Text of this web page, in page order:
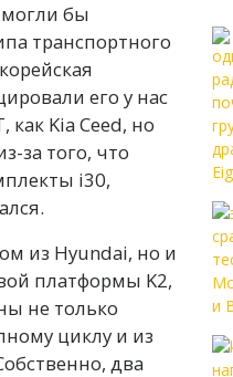
бы
транспортного
его у нас
Kia Ceed, но
за того, что
i30,
из Hyundai, но и
платформы K2,
не только
циклу и из
два